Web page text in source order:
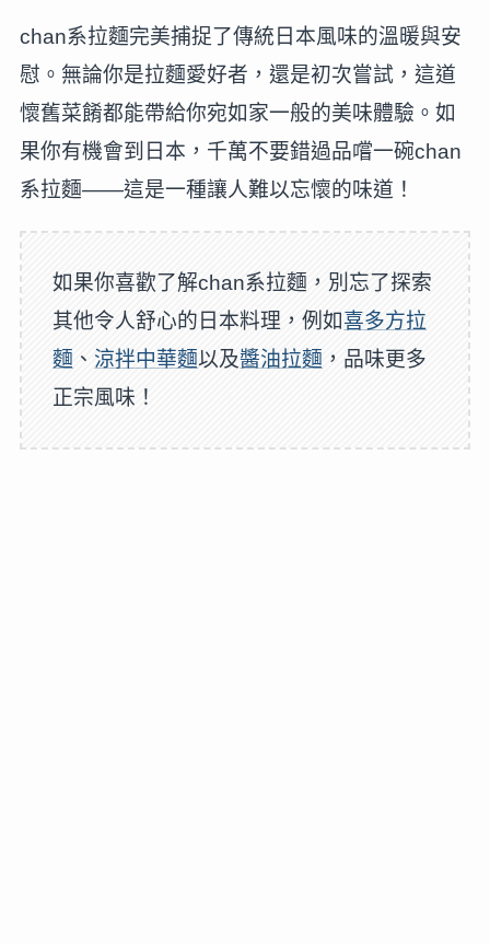
chan系拉麵完美捕捉了傳統日本風味的溫暖與安
慰。無論你是拉麵愛好者，還是初次嘗試，這道
懷舊菜餚都能帶給你宛如家一般的美味體驗。如
果你有機會到日本，千萬不要錯過品嚐一碗chan
系拉麵——這是一種讓人難以忘懷的味道！
如果你喜歡了解chan系拉麵，別忘了探索
其他令人舒心的日本料理，例如喜多方拉
麵 、 涼拌中華麵以及醬油拉麵 ，品味更多
正宗風味！